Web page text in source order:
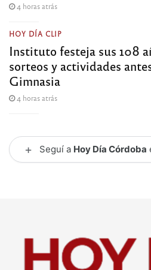
4 horas atrás
HOY DÍA CLIP
Instituto festeja sus 108
sorteos y actividades
Gimnasia
4 horas atrás
+ Seguí a Hoy Día Córdoba